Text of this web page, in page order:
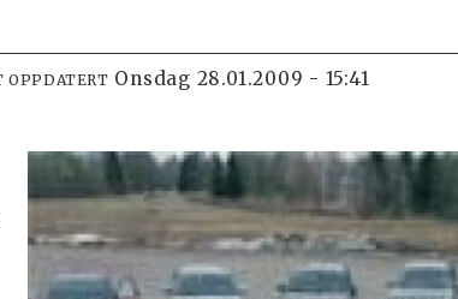
OPPDATERT onsdag 28.01.2009 - 15:41